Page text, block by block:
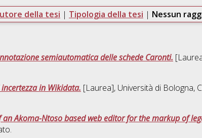
della tesi | Tipologia della tesi | Nessun
semiautomatica delle schede Caronti.
in Wikidata. [Laurea], Università di Bologna,
Akoma-Ntoso based web editor for the markup of